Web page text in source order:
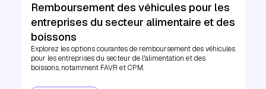
Remboursement des véhicules pour les
entreprises du secteur alimentaire et des
boissons
Explorez les options courantes de remboursement des véhicules
pour les entreprises du secteur de l'alimentation et des
boissons, notamment FAVR et CPM.